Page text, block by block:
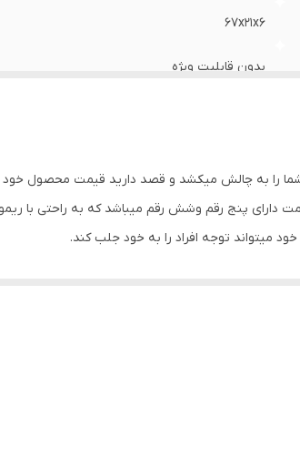
67x21x6
بدون قابلیت ویژه
را به چالش میکشد و قصد دارید قیمت محصول خود
پنج رقم وشش رقم میباشد که به راحتی با
میتواند توجه افراد را به خود جلب کند.